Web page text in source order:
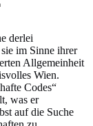
derlei
im Sinne ihrer
Allgemeinheit
Wien.
Codes“
was er
auf die Suche